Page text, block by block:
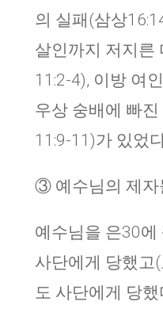
의 실패(삼상
살인까지 저지른
11:2-4), 이방 여
우상 숭배에 빠
11:9-11)가 있었
③ 예수님의 제자
예수님을 은30에
사단에게 당했고
도 사단에게 당